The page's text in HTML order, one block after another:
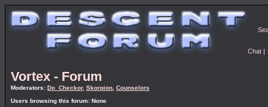
Chat |
Vortex - Forum
Moderators: Do_Checkor, Skorpion Counselors
Users browsing this forum: None